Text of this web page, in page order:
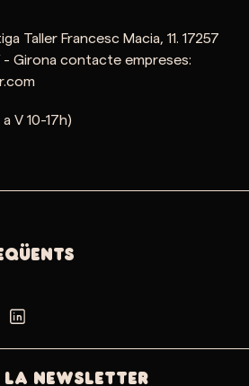
Taller Francesc Macia, 11. 17257
Girona contacte empreses:
V 10-17h)
LA NEWSLETTER